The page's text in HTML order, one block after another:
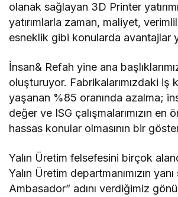
olanak sağlayan 3D Printer
yatırımlarla zaman, maliyet,
esneklik gibi konularda avantajlar
İnsan& Refah yine ana
oluşturuyor. Fabrikalarımızdaki iş
yaşanan %85 oranında azalma;
değer ve ISG çalışmalarımızın en
hassas konular olmasının bir
Yalın Üretim felsefesini birçok
Yalın Üretim departmanımızın yanı
Ambasador” adını verdiğimiz